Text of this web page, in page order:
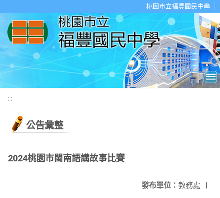
桃園市立福豐國民中學
:::
公告彙整
2024桃園市閩南語講故事比賽
發布單位： 教務處 |